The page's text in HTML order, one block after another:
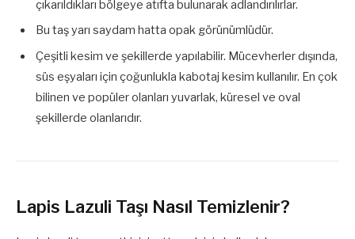
çıkarıldıkları bölgeye atıfta bulunarak adlandırılırlar.
Bu taş yarı saydam hatta opak görünümlüdür.
Çeşitli kesim ve şekillerde yapılabilir. Mücevherler dışında,
süs eşyaları için çoğunlukla kabotaj kesim kullanılır. En çok
bilinen ve popüler olanları yuvarlak, küresel ve oval
şekillerde olanlarıdır.
Lapis Lazuli Taşı Nasıl Temizlenir?